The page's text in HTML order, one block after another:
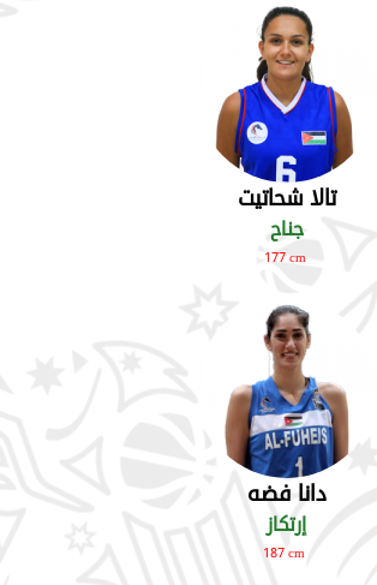
تالا شحاتيت
جناح
177 cm
دانا فضه
إرتكاز
187 cm